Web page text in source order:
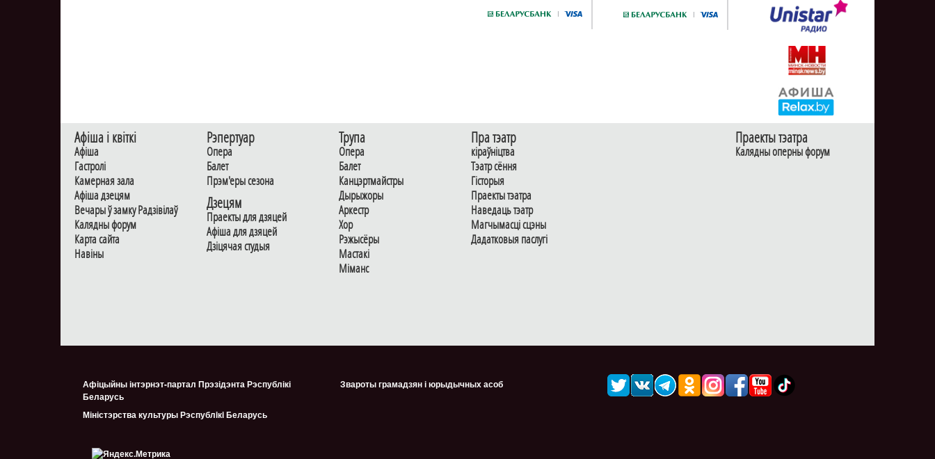
Афiша i квiткi
Афiша
Гастролi
Камерная зала
Афiша дзецям
Вечары ў замку Радзiвiлаў
Калядны форум
Карта сайта
Навiны
Рэпертуар
Опера
Балет
Прэм'еры сезона
Дзецям
Праекты для дзяцей
Афiша для дзяцей
Дзiцячая студыя
Трупа
Опера
Балет
Канцэртмайстры
Дырыжоры
Аркестр
Хор
Рэжысёры
Мастакі
Мiманс
Пра тэатр
кіраўніцтва
Тэатр сёння
Гiсторыя
Праекты тэатра
Наведаць тэатр
Магчымасцi сцэны
Дадаткoвыя паслугi
Праекты тэатра
Калядны оперны форум
Афіцыйны інтэрнэт-партал Прэзідэнта Рэспублікі
Беларусь
Міністэрства культуры Рэспублiкi Беларусь
Звароты грамадзян і юрыдычных асоб